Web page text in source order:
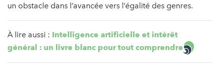
un obstacle dans l’avancée vers l’égalité des genres.
À lire aussi : Intelligence artificielle et intérêt
général : un livre blanc pour tout comprendre